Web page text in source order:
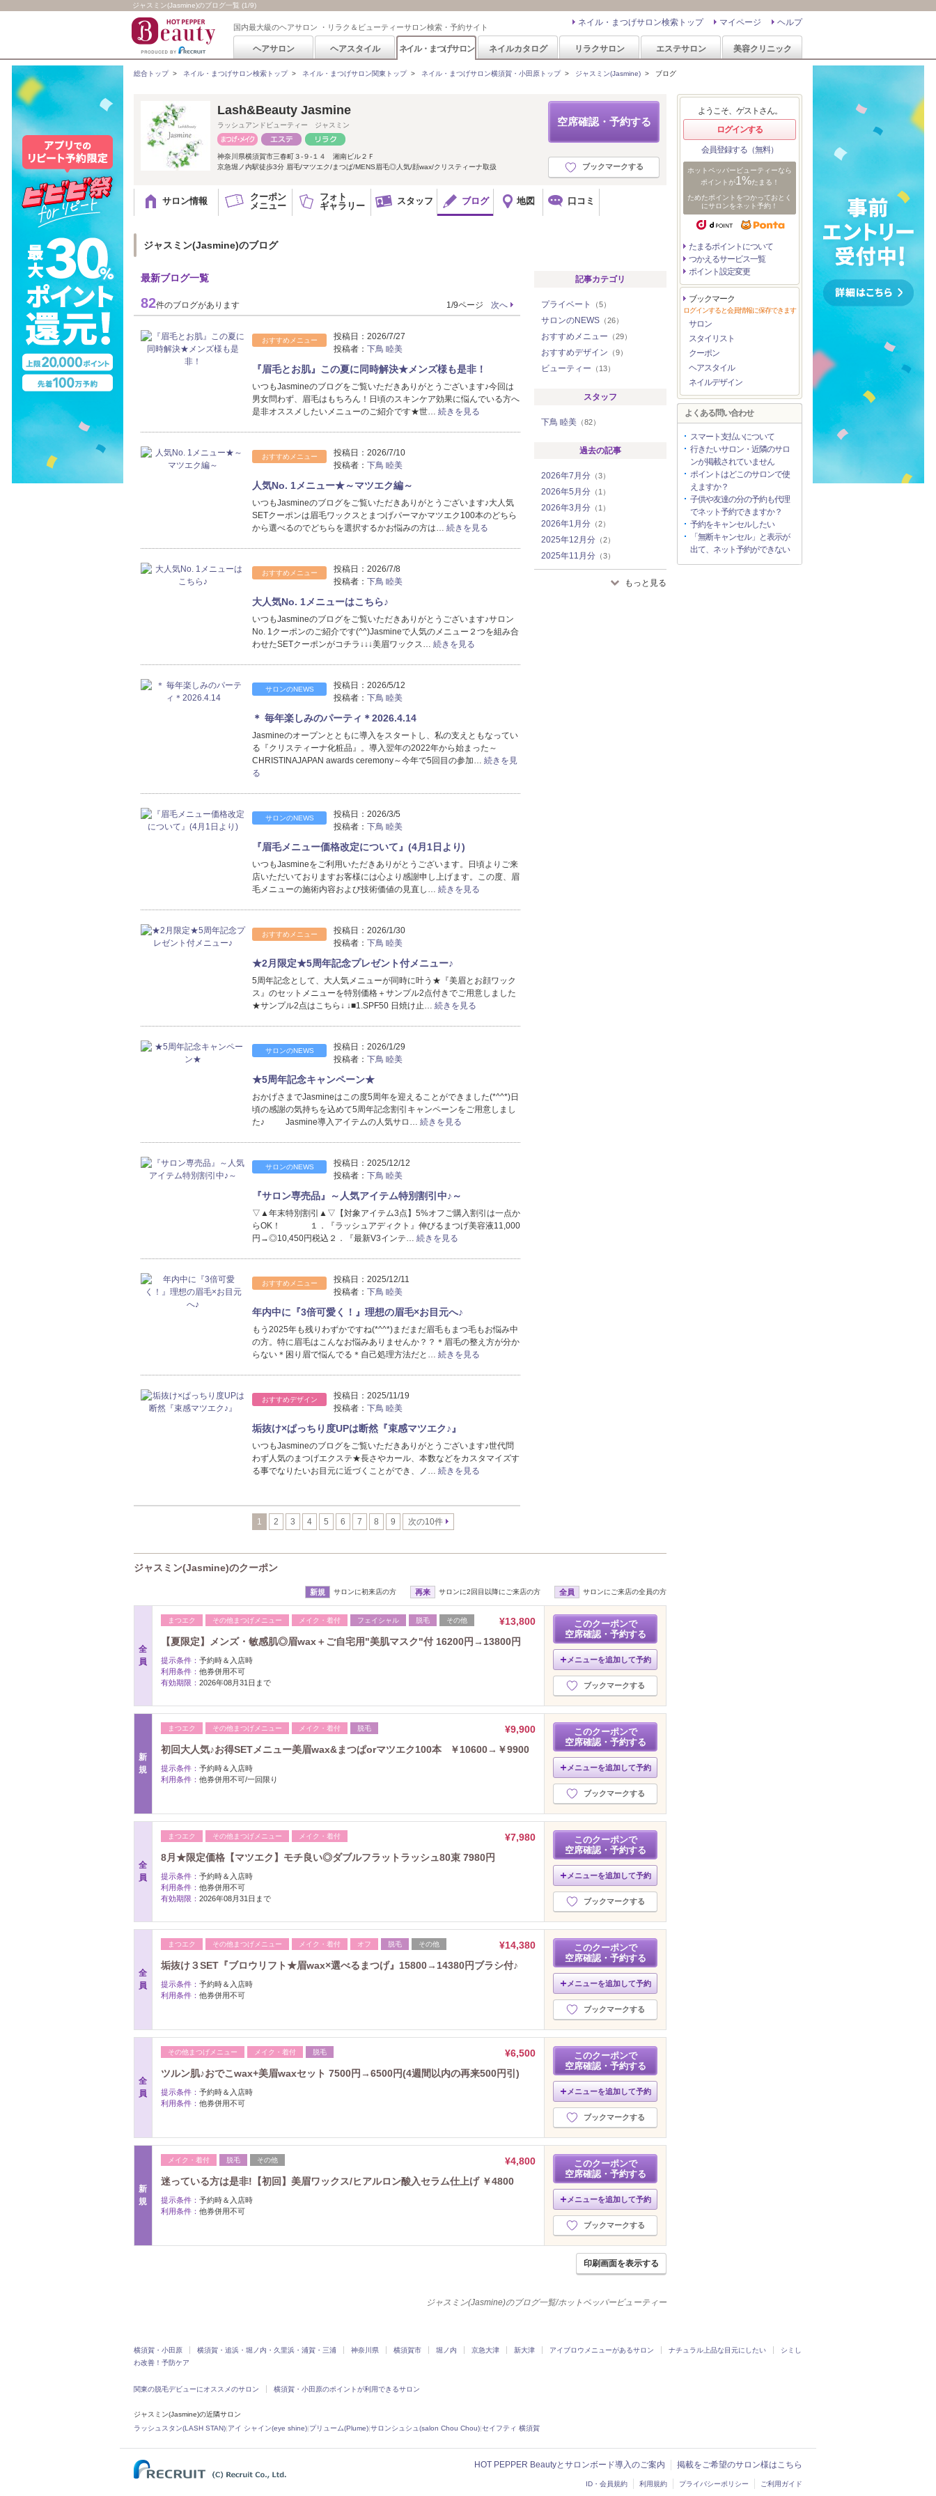
ジャスミン(Jasmine)のブログ一覧 (1/9)
国内最大級のヘアサロン ・リラク＆ビューティーサロン検索・予約サイト ヘルプ
マイページ
ネイル・まつげサロン検索トップ
ヘアサロン ヘアスタイル ネイル・まつげサロン ネイルカタログ リラクサロン エステサロン 美容クリニック
総合トップ> ネイル・まつげサロン検索トップ> ネイル・まつげサロン関東トップ> ネイル・まつげサロン横須賀・小田原トップ> ジャスミン(Jasmine) > ブログ
空席確認・予約する
ブックマークする
Lash&Beauty Jasmine
ラッシュアンドビューティー ジャスミン
神奈川県横須賀市三春町３-９-１４ 湘南ビル２Ｆ
京急堀ノ内駅徒歩3分 眉毛/マツエク/まつぱ/MENS眉毛◎人気/顔wax/クリスティーナ取扱
サロン情報
クーポン
メニュー
フォト
ギャラリー
スタッフ ブログ 地図 口コミ
ジャスミン(Jasmine)のブログ
最新ブログ一覧
82件のブログがあります 1/9ページ 次へ
おすすめメニュー 投稿日： 2026/7/27
投稿者： 下鳥 睦美
『眉毛とお肌』この夏に同時解決★メンズ様も是非！
いつもJasmineのブログをご覧いただきありがとうございます♪今回は
男女問わず、眉毛はもちろん！日頃のスキンケア効果に悩んでいる方へ
是非オススメしたいメニューのご紹介です★世… 続きを見る
おすすめメニュー 投稿日： 2026/7/10
投稿者： 下鳥 睦美
人気No. 1メニュー★～マツエク編～
いつもJasmineのブログをご覧いただきありがとうございます♪大人気
SETクーポンは眉毛ワックスとまつげパーマかマツエク100本のどちら
から選べるのでどちらを選択するかお悩みの方は… 続きを見る
おすすめメニュー 投稿日： 2026/7/8
投稿者： 下鳥 睦美
大人気No. 1メニューはこちら♪
いつもJasmineのブログをご覧いただきありがとうございます♪サロン
No. 1クーポンのご紹介です(^^)Jasmineで人気のメニュー２つを組み合
わせたSETクーポンがコチラ↓↓↓美眉ワックス… 続きを見る
サロンのNEWS 投稿日： 2026/5/12
投稿者： 下鳥 睦美
＊ 毎年楽しみのパーティ＊2026.4.14
Jasmineのオープンとともに導入をスタートし、私の支えともなってい
る『クリスティーナ化粧品』。導入翌年の2022年から始まった～
CHRISTINAJAPAN awards ceremony～今年で5回目の参加… 続きを見
る
サロンのNEWS 投稿日： 2026/3/5
投稿者： 下鳥 睦美
『眉毛メニュー価格改定について』(4月1日より)
いつもJasmineをご利用いただきありがとうございます。日頃よりご来
店いただいておりますお客様には心より感謝申し上げます。この度、眉
毛メニューの施術内容および技術価値の見直し… 続きを見る
おすすめメニュー 投稿日： 2026/1/30
投稿者： 下鳥 睦美
★2月限定★5周年記念プレゼント付メニュー♪
5周年記念として、大人気メニューが同時に叶う★『美眉とお顔ワック
ス』のセットメニューを特別価格＋サンプル2点付きでご用意しました
★サンプル2点はこちら↓ ↓■1.SPF50 日焼け止… 続きを見る
サロンのNEWS 投稿日： 2026/1/29
投稿者： 下鳥 睦美
★5周年記念キャンペーン★
おかげさまでJasmineはこの度5周年を迎えることができました(*^^*)日
頃の感謝の気持ちを込めて5周年記念割引キャンペーンをご用意しまし
た♪ Jasmine導入アイテムの人気サロ… 続きを見る
サロンのNEWS 投稿日： 2025/12/12
投稿者： 下鳥 睦美
『サロン専売品』～人気アイテム特別割引中♪～
▽▲年末特別割引▲▽【対象アイテム3点】5%オフご購入割引は一点か
らOK！ １．『ラッシュアディクト』伸びるまつげ美容液11,000
円→◎10,450円税込２．『最新V3インテ… 続きを見る
おすすめメニュー 投稿日： 2025/12/11
投稿者： 下鳥 睦美
年内中に『3倍可愛く！』理想の眉毛×お目元へ♪
もう2025年も残りわずかですね(*^^*)まだまだ眉毛もまつ毛もお悩み中
の方。特に眉毛はこんなお悩みありませんか？？＊眉毛の整え方が分か
らない＊困り眉で悩んでる＊自己処理方法だと… 続きを見る
おすすめデザイン 投稿日： 2025/11/19
投稿者： 下鳥 睦美
垢抜け×ぱっちり度UPは断然『束感マツエク♪』
いつもJasmineのブログをご覧いただきありがとうございます♪世代問
わず人気のまつげエクステ★長さやカール、本数などをカスタマイズす
る事でなりたいお目元に近づくことができ、ノ… 続きを見る
1 2 3 4 5 6 7 8 9 次の10件
記事カテゴリ
プライベート （5）
サロンのNEWS （26）
おすすめメニュー （29）
おすすめデザイン （9）
ビューティー （13）
スタッフ
下鳥 睦美 （82）
過去の記事
2026年7月分 （3）
2026年5月分 （1）
2026年3月分 （1）
2026年1月分 （2）
2025年12月分 （2）
2025年11月分 （3）
2025年10月分（1）
もっと見る
ジャスミン(Jasmine)のクーポン
新規 サロンに初来店の方 再来 サロンに2回目以降にご来店の方 全員 サロンにご来店の全員の方
全
員
まつエク その他まつげメニュー メイク・着付 フェイシャル 脱毛 その他
¥13,800
【夏限定】メンズ・敏感肌◎眉wax＋ご自宅用"美肌マスク"付 16200円→13800円
提示条件： 予約時＆入店時
利用条件： 他券併用不可
有効期限： 2026年08月31日まで
このクーポンで
空席確認・予約する
メニューを追加して予約
ブックマークする
新
規
まつエク その他まつげメニュー メイク・着付 脱毛
¥9,900
初回大人気♪お得SETメニュー美眉wax&まつぱorマツエク100本 ￥10600→￥9900
提示条件： 予約時＆入店時
利用条件： 他券併用不可/一回限り
このクーポンで
空席確認・予約する
メニューを追加して予約
ブックマークする
全
員
まつエク その他まつげメニュー メイク・着付
¥7,980
8月★限定価格【マツエク】モチ良い◎ダブルフラットラッシュ80束 7980円
提示条件： 予約時＆入店時
利用条件： 他券併用不可
有効期限： 2026年08月31日まで
このクーポンで
空席確認・予約する
メニューを追加して予約
ブックマークする
全
員
まつエク その他まつげメニュー メイク・着付 オフ 脱毛 その他
¥14,380
垢抜け３SET『ブロウリフト★眉wax×選べるまつげ』15800→14380円ブラシ付♪
提示条件： 予約時＆入店時
利用条件： 他券併用不可
このクーポンで
空席確認・予約する
メニューを追加して予約
ブックマークする
全
員
その他まつげメニュー メイク・着付 脱毛
¥6,500
ツルン肌♪おでこwax+美眉waxセット 7500円→6500円(4週間以内の再来500円引)
提示条件： 予約時＆入店時
利用条件： 他券併用不可
このクーポンで
空席確認・予約する
メニューを追加して予約
ブックマークする
新
規
メイク・着付 脱毛 その他
¥4,800
迷っている方は是非!【初回】美眉ワックス/ヒアルロン酸入セラム仕上げ ￥4800
提示条件： 予約時＆入店時
利用条件： 他券併用不可
このクーポンで
空席確認・予約する
メニューを追加して予約
ブックマークする
印刷画面を表示する
ジャスミン(Jasmine)のブログ一覧/ホットペッパービューティー
ようこそ、ゲストさん。
ログインする
会員登録する（無料）
ホットペッパービューティーなら
ポイントが1%たまる！
ためたポイントをつかっておとく
にサロンをネット予約！
たまるポイントについて
つかえるサービス一覧
ポイント設定変更
ブックマーク
ログインすると会員情報に保存できます
サロン
スタイリスト
クーポン
ヘアスタイル
ネイルデザイン
よくある問い合わせ
スマート支払いについて
行きたいサロン・近隣のサロ
ンが掲載されていません
ポイントはどこのサロンで使
えますか？
子供や友達の分の予約も代理
でネット予約できますか？
予約をキャンセルしたい
「無断キャンセル」と表示が
出て、ネット予約ができない
横須賀・小田原 横須賀・追浜・堀ノ内・久里浜・浦賀・三浦 神奈川県 横須賀市 堀ノ内 京急大津 新大津 アイブロウメニューがあるサロン ナチュラル上品な目元にしたい
シミし
わ改善！予防ケア
関東の脱毛デビューにオススメのサロン 横須賀・小田原のポイントが利用できるサロン
ジャスミン(Jasmine)の近隣サロン
ラッシュスタン(LASH STAN)|アイ シャイン(eye shine)|プリューム(Plume)|サロンシュシュ(salon Chou Chou)|セイフティ 横須賀
HOT PEPPER Beautyとサロンボード導入のご案内 掲載をご希望のサロン様はこちら
ID・会員規約 利用規約 プライバシーポリシー ご利用ガイド